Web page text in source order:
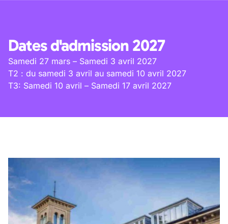
Dates d'admission 2027
Samedi 27 mars – Samedi 3 avril 2027
T2 : du samedi 3 avril au samedi 10 avril 2027
T3: Samedi 10 avril – Samedi 17 avril 2027